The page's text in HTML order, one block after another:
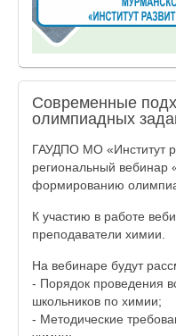
Современные
олимпиадных
ГАУДПО МО «Институт
региональный
формированию
К участию в работе
преподаватели химии.
На вебинаре будут
- Порядок проведения
школьников по химии;
- Методические